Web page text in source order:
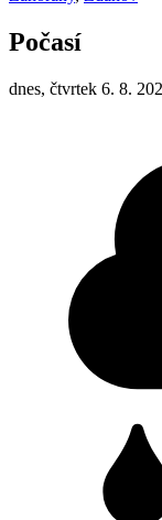
Počasí
dnes, čtvrtek 6. 8.